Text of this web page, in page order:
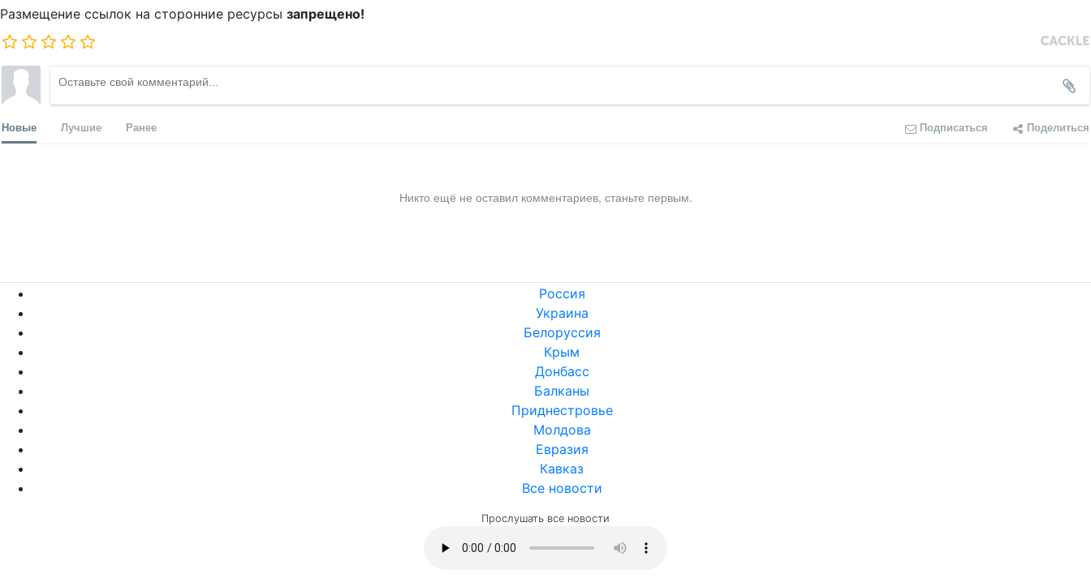
Размещение ссылок на сторонние ресурсы запрещено!
Новые Лучшие Ранее Подписаться Поделиться
Никто ещё не оставил комментариев, станьте первым.
Россия
Украина
Белоруссия
Крым
Донбасс
Балканы
Приднестровье
Молдова
Евразия
Кавказ
Все новости
Прослушать все новости